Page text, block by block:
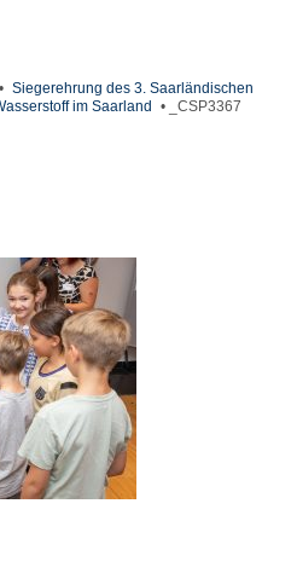
• Siegerehrung des 3. Saarländischen
im Saarland
• _CSP3367